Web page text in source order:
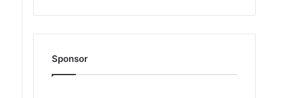
Sponsor